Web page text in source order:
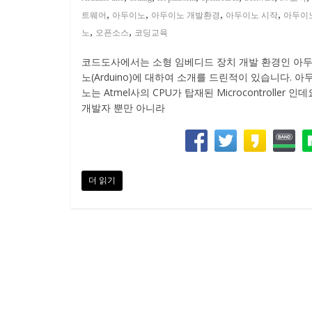
트웨어 , 아두이노 , 아두이노 개발환경 , 아두이노 시작, 아두이
노 , 오픈소스, 코딩교육
코드도사에서는 소형 임베디드 장치 개발 환경인 아
노(Arduino)에 대하여 소개를 드린적이 있습니다. 아
노는 Atmel사의 CPU가 탑재된 Microcontroller 인데
개발자 뿐만 아니라
더 읽기